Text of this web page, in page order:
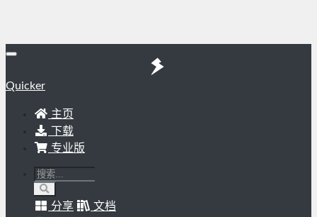
Quicker
主页
下载
专业版
分享
文档